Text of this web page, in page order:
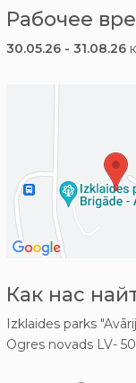
Рабочее
30.05.26 - 31.08.26
Как нас
Izklaides parks
Ogres novads LV-